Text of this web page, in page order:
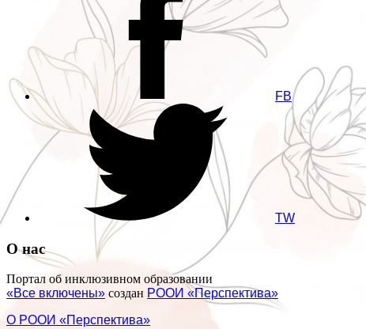
FB
TW
О нас
Портал об инклюзивном образовании
«Все включены» создан РООИ «Перспектива»
О РООИ «Перспектива»